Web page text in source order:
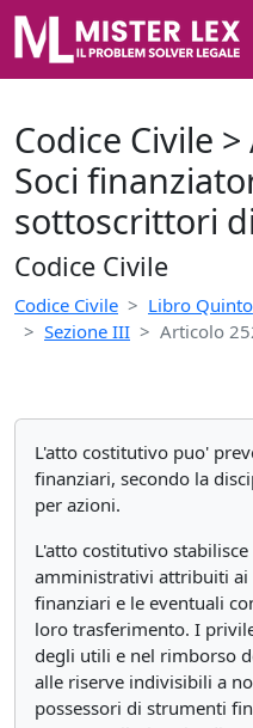
Codice Civile
Soci
sottoscrittori
Codice Civile
Codice Civile Libro Quinto
Sezione III
Articolo
L'atto costitutivo puo'
finanziari, secondo la
per azioni.
L'atto costitutivo
amministrativi attribuiti ai
finanziari e le eventuali
loro trasferimento. I
degli utili e nel rimborso
alle riserve indivisibili a
possessori di strumenti